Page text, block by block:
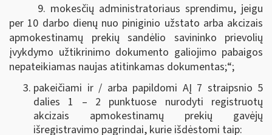
9. mokesčių administratoriaus sprendimu, jeigu
per 10 darbo dienų nuo piniginio užstato arba akcizais
apmokestinamų prekių sandėlio savininko prievolių
įvykdymo užtikrinimo dokumento galiojimo pabaigos
nepateikiamas naujas atitinkamas dokumentas;“;
pakeičiami ir / arba papildomi AĮ 7 straipsnio 5
dalies 1 – 2 punktuose nurodyti registruotų
akcizais apmokestinamų prekių gavėjų
išregistravimo pagrindai, kurie išdėstomi taip: